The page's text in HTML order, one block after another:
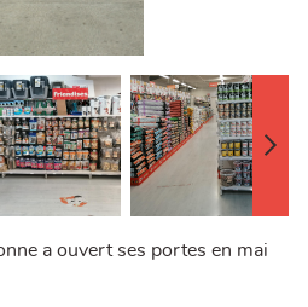
a ouvert ses portes en mai